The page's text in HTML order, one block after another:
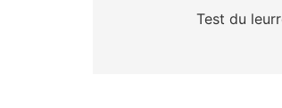
Test du